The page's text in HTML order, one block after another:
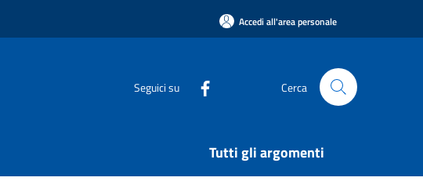
Accedi all'area personale
Seguici su Cerca
Tutti gli argomenti